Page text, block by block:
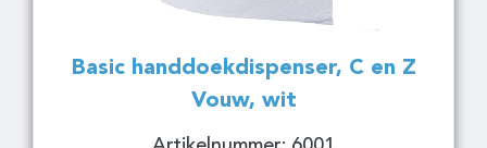
Basic handdoekdispenser, C en Z
Vouw, wit